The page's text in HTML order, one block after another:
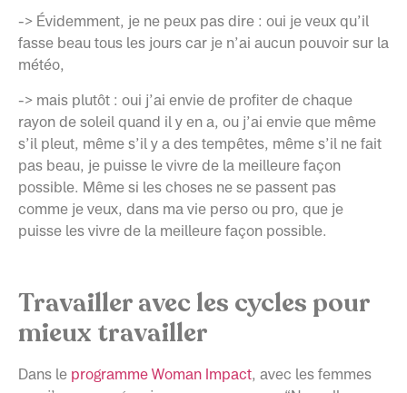
-> Évidemment, je ne peux pas dire : oui je veux qu’il
fasse beau tous les jours car je n’ai aucun pouvoir sur la
météo,
-> mais plutôt : oui j’ai envie de profiter de chaque
rayon de soleil quand il y en a, ou j’ai envie que même
s’il pleut, même s’il y a des tempêtes, même s’il ne fait
pas beau, je puisse le vivre de la meilleure façon
possible. Même si les choses ne se passent pas
comme je veux, dans ma vie perso ou pro, que je
puisse les vivre de la meilleure façon possible.
Travailler avec les cycles pour
mieux travailler
Dans le programme Woman Impact, avec les femmes